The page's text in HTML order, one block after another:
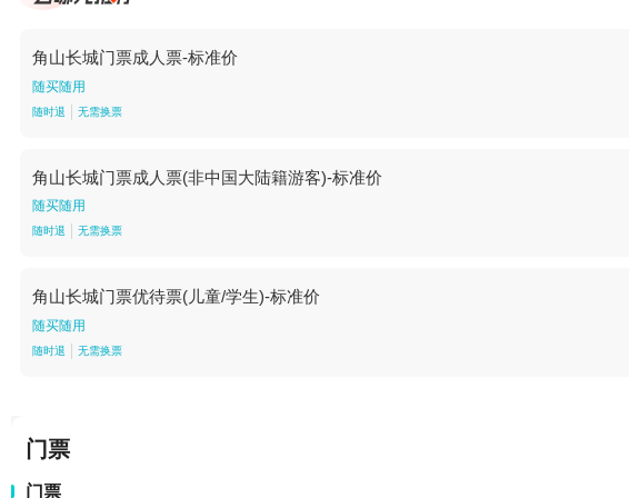
角山长城门票成人票-标准价
随买随用
随时退 无需换票
角山长城门票成人票(非中国大陆籍游客)-标准价
随买随用
随时退 无需换票
角山长城门票优待票(儿童/学生)-标准价
随买随用
随时退 无需换票
门票
门票